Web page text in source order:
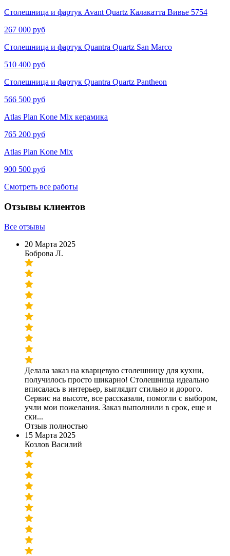
Столешница и фартук Avant Quartz Калакатта Вивье​​​​ 5754
267 000 руб
Столешница и фартук Quantra Quartz San Marco
510 400 руб
Столешница и фартук Quantra Quartz Pantheon
566 500 руб
Atlas Plan Kone Mix керамика
765 200 руб
Atlas Plan Kone Mix
900 500 руб
Смотреть все работы
Отзывы клиентов
Все отзывы
20 Марта 2025
Боброва Л.
Делала заказ на кварцевую столешницу для кухни,
получилось просто шикарно! Столешница идеально
вписалась в интерьер, выглядит стильно и дорого.
Сервис на высоте, все рассказали, помогли с выбором,
учли мои пожелания. Заказ выполнили в срок, еще и
ски...
Отзыв полностью
15 Марта 2025
Козлов Василий